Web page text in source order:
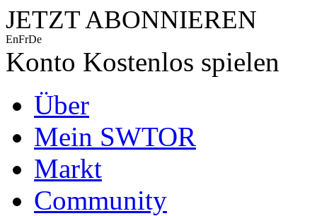
JETZT ABONNIEREN
EnFrDe
Konto Kostenlos spielen
Über
Mein SWTOR
Markt
Community